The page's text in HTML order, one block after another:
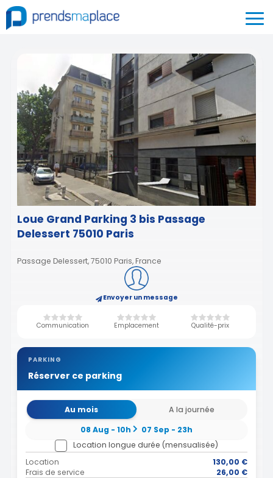
Loue Grand Parking 3 bis Passage
Delessert 75010 Paris
Passage Delessert, 75010 Paris, France
Envoyer un message
Communication Emplacement Qualité-prix
PARKING
Réserver ce parking
Au mois
A la journée
08 Aug - 10h
07 Sep - 23h
Location longue durée (mensualisée)
Location
130,00 €
Frais de service
26,00 €